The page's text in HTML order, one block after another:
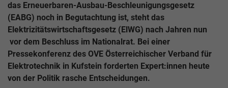
das Erneuerbaren-Ausbau-Beschleunigungsgesetz
(EABG) noch in Begutachtung ist, steht das
Elektrizitätswirtschaftsgesetz (ElWG) nach Jahren nun
vor dem Beschluss im Nationalrat. Bei einer
Pressekonferenz des OVE Österreichischer Verband für
Elektrotechnik in Kufstein forderten Expert:innen heute
von der Politik rasche Entscheidungen.